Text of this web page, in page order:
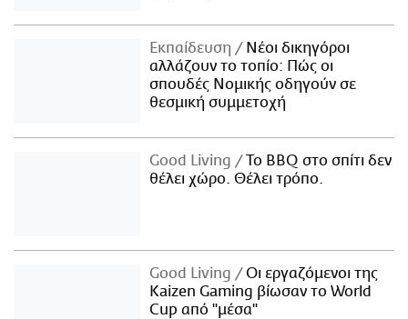
Εκπαίδευση
Νέοι δικηγόροι
αλλάζουν το τοπίο: Πώς οι
σπουδές Νομικής οδηγούν σε
θεσμική συμμετοχή
Good Living
Το BBQ στο σπίτι δεν
θέλει χώρο. Θέλει τρόπο.
Good Living
Οι εργαζόμενοι της
Kaizen Gaming βίωσαν το World
Cup από "μέσα"